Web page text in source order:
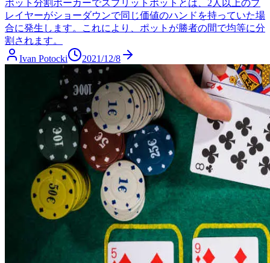
ポット分割 ポーカーでスプリットポットとは、2人以上のプ
レイヤーがショーダウンで同じ価値のハンドを持っていた場
合に発生します。これにより、ポットが勝者の間で均等に分
割されます。
Ivan Potocki
2021/12/8